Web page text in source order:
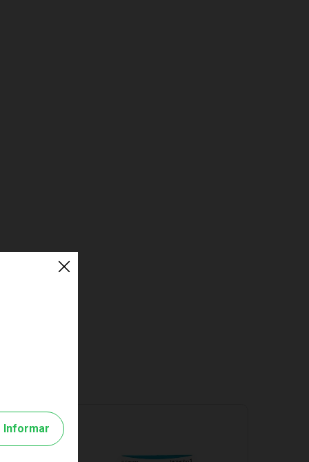
Informar